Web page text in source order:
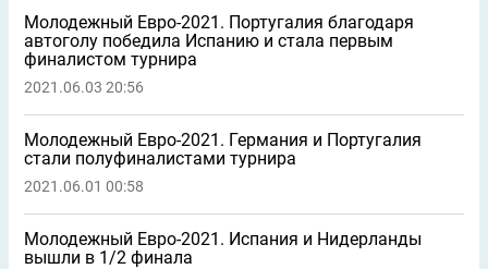
Молодежный Евро-2021. Португалия благодаря
автоголу победила Испанию и стала первым
финалистом турнира
2021.06.03 20:56
Молодежный Евро-2021. Германия и Португалия
стали полуфиналистами турнира
2021.06.01 00:58
Молодежный Евро-2021. Испания и Нидерланды
вышли в 1/2 финала